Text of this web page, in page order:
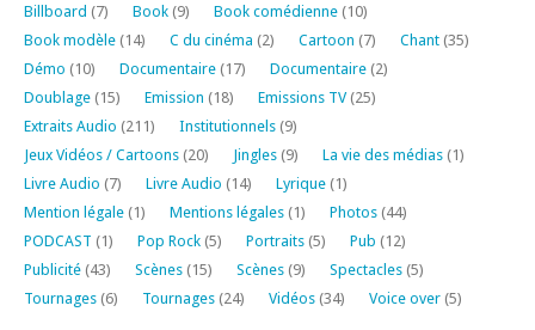
Billboard (7) Book (9) Book comédienne (10)
Book modèle (14) C du cinéma (2) Cartoon (7) Chant (35)
Démo (10) Documentaire (17) Documentaire (2)
Doublage (15) Emission (18) Emissions TV(25)
Extraits Audio (211) Institutionnels (9)
Jeux Vidéos / Cartoons (20) Jingles (9) La vie des médias (1)
Livre Audio (7) Livre Audio (14) Lyrique (1)
Mention légale (1) Mentions légales (1) Photos (44)
PODCAST (1) Pop Rock (5) Portraits (5) Pub (12)
Publicité (43) Scènes (15) Scènes (9) Spectacles (5)
Tournages (6) Tournages (24) Vidéos (34) Voice over (5)